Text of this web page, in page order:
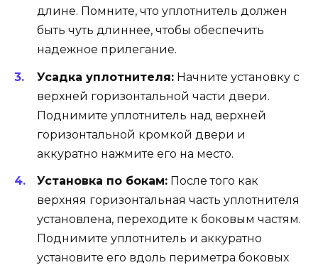
длине. Помните, что уплотнитель должен
быть чуть длиннее, чтобы обеспечить
надежное прилегание.
Усадка уплотнителя: Начните установку с
верхней горизонтальной части двери.
Поднимите уплотнитель над верхней
горизонтальной кромкой двери и
аккуратно нажмите его на место.
Установка по бокам: После того как
верхняя горизонтальная часть уплотнителя
установлена, переходите к боковым частям.
Поднимите уплотнитель и аккуратно
установите его вдоль периметра боковых